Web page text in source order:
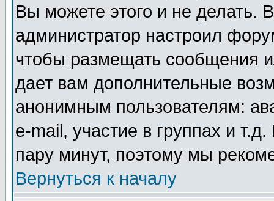
Вы можете этого и не делать.
администратор настроил
чтобы размещать сообщения
дает вам дополнительные
анонимным пользователям:
e-mail, участие в группах и
пару минут, поэтому мы
Вернуться к началу